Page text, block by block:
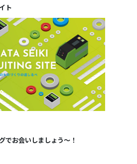
ト
でお会いしましょう～！